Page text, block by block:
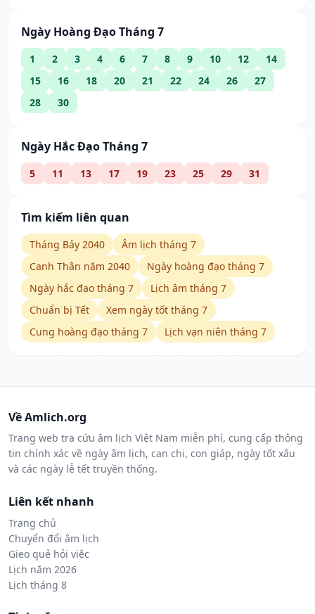
Ngày Hoàng Đạo Tháng 7
1 2 3 4 6 7 8 9 10 12
14
15
16 18 20 21 22 24 26
27
28
30
Ngày Hắc Đạo Tháng 7
5 11 13 17 19 23 25 29 31
Tìm kiếm liên quan
Tháng Bảy 2040
Âm lịch tháng 7
Canh Thân năm 2040
Ngày hoàng đạo tháng 7
Ngày hắc đạo tháng 7
Lịch âm tháng 7
Chuẩn bị Tết
Xem ngày tốt tháng 7
Cung hoàng đạo tháng 7
Lịch vạn niên tháng 7
Về Amlich.org
Trang web tra cứu âm lịch Việt Nam miễn phí, cung cấp thông
tin chính xác về ngày âm lịch, can chi, con giáp, ngày tốt xấu
và các ngày lễ tết truyền thống.
Liên kết nhanh
Trang chủ
Chuyển đổi âm lịch
Gieo quẻ hỏi việc
Lịch năm 2026
Lịch tháng 8